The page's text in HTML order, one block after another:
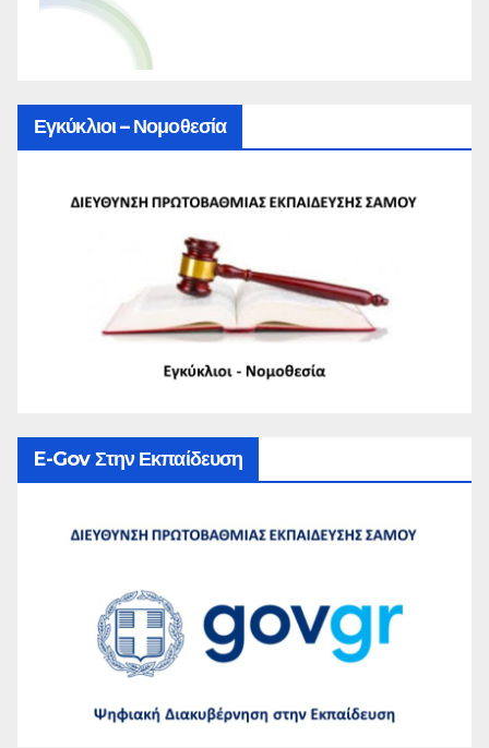
Εγκύκλιοι – Νομοθεσία
E-Gov Στην Εκπαίδευση